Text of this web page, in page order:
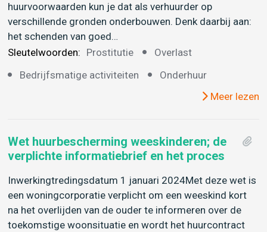
huurvoorwaarden kun je dat als verhuurder op
verschillende gronden onderbouwen. Denk daarbij aan:
het schenden van goed…
Sleutelwoorden: Prostitutie
Overlast
Bedrijfsmatige activiteiten
Onderhuur
Meer lezen
Wet huurbescherming weeskinderen; de
verplichte informatiebrief en het proces
Inwerkingtredingsdatum 1 januari 2024Met deze wet is
een woningcorporatie verplicht om een weeskind kort
na het overlijden van de ouder te informeren over de
toekomstige woonsituatie en wordt het huurcontract